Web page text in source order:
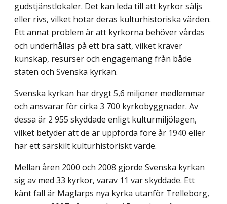
gudstjänstlokaler. Det kan leda till att kyrkor säljs
eller rivs, vilket hotar deras kulturhistoriska värden.
Ett annat problem är att kyrkorna behöver vårdas
och underhållas på ett bra sätt, vilket kräver
kunskap, resurser och engagemang från både
staten och Svenska kyrkan.
Svenska kyrkan har drygt 5,6 miljoner medlemmar
och ansvarar för cirka 3 700 kyrkobyggnader. Av
dessa är 2 955 skyddade enligt kulturmiljölagen,
vilket betyder att de är uppförda före år 1940 eller
har ett särskilt kulturhistoriskt värde.
Mellan åren 2000 och 2008 gjorde Svenska kyrkan
sig av med 33 kyrkor, varav 11 var skyddade. Ett
känt fall är Maglarps nya kyrka utanför Trelleborg,